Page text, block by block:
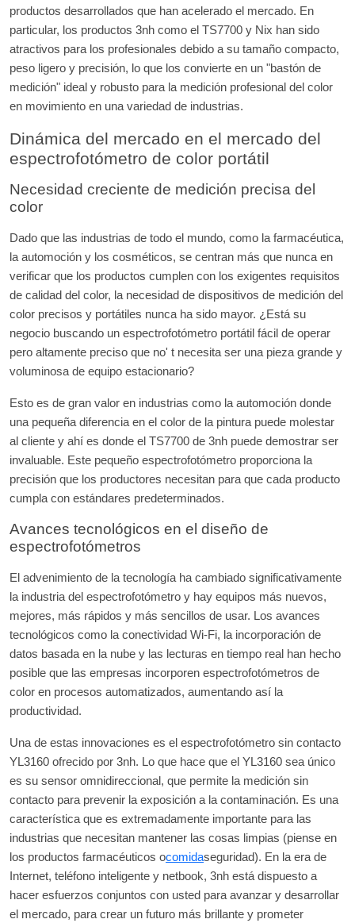
productos desarrollados que han acelerado el mercado. En
particular, los productos 3nh como el TS7700 y Nix han sido
atractivos para los profesionales debido a su tamaño compacto,
peso ligero y precisión, lo que los convierte en un "bastón de
medición" ideal y robusto para la medición profesional del color
en movimiento en una variedad de industrias.
Dinámica del mercado en el mercado del
espectrofotómetro de color portátil
Necesidad creciente de medición precisa del
color
Dado que las industrias de todo el mundo, como la farmacéutica,
la automoción y los cosméticos, se centran más que nunca en
verificar que los productos cumplen con los exigentes requisitos
de calidad del color, la necesidad de dispositivos de medición del
color precisos y portátiles nunca ha sido mayor. ¿Está su
negocio buscando un espectrofotómetro portátil fácil de operar
pero altamente preciso que no' t necesita ser una pieza grande y
voluminosa de equipo estacionario?
Esto es de gran valor en industrias como la automoción donde
una pequeña diferencia en el color de la pintura puede molestar
al cliente y ahí es donde el TS7700 de 3nh puede demostrar ser
invaluable. Este pequeño espectrofotómetro proporciona la
precisión que los productores necesitan para que cada producto
cumpla con estándares predeterminados.
Avances tecnológicos en el diseño de
espectrofotómetros
El advenimiento de la tecnología ha cambiado significativamente
la industria del espectrofotómetro y hay equipos más nuevos,
mejores, más rápidos y más sencillos de usar. Los avances
tecnológicos como la conectividad Wi-Fi, la incorporación de
datos basada en la nube y las lecturas en tiempo real han hecho
posible que las empresas incorporen espectrofotómetros de
color en procesos automatizados, aumentando así la
productividad.
Una de estas innovaciones es el espectrofotómetro sin contacto
YL3160 ofrecido por 3nh. Lo que hace que el YL3160 sea único
es su sensor omnidireccional, que permite la medición sin
contacto para prevenir la exposición a la contaminación. Es una
característica que es extremadamente importante para las
industrias que necesitan mantener las cosas limpias (piense en
los productos farmacéuticos ocomidaseguridad). En la era de
Internet, teléfono inteligente y netbook, 3nh está dispuesto a
hacer esfuerzos conjuntos con usted para avanzar y desarrollar
el mercado, para crear un futuro más brillante y prometer